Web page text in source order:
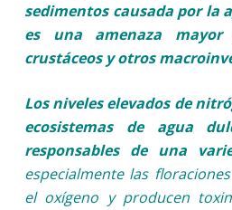
sedimentos causada por
es una amenaza mayor
crustáceos y otros
Los niveles elevados de
ecosistemas de agua
responsables de una
especialmente las
el oxígeno y producen